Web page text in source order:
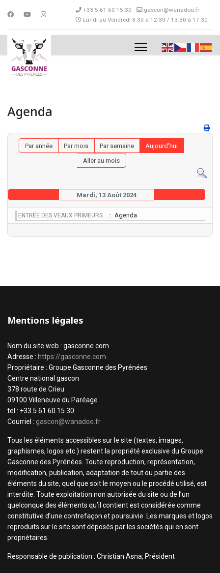
+33 5 61 60 15 30
gascon@wanadoo.fr
Lundi au Vendredi 8:30 à 12:30 / 13:30 à 17:30
Agenda
Par année Par mois Par semaine
Aujourd'hui
Aller au mois
Mardi, 13 Août 2024
ENTRÉE DES VEAUX PRIMEURS :: Agenda
Mentions légales
Nom du site web : gasconne.com
Adresse : https://gasconne.com
Propriétaire : Groupe Gasconne des Pyrénées
Centre national gascon
378 route de Crieu
09100 Villeneuve du Paréage
tel : +33 5 61 60 15 30
Courriel : gascon@wanadoo.fr
Tous les éléments accessibles sur le site (textes, images,
graphismes, logos etc.) restent la propriété exclusive du Groupe
Gasconne des Pyrénées. Toute reproduction, représentation,
modification, publication, adaptation de tout ou partie des
éléments du site, quel que soit le moyen ou le procédé utilisé, est
interdite. Toute exploitation non autorisée du site ou de l’un
quelconque des éléments qu’il contient est considérée comme
constitutive d’une contrefaçon et poursuivie. Les marques et logos
reproduits sur le site sont déposés par les sociétés qui en sont
propriétaires.
Responsable de publication : Christian Asna, Président